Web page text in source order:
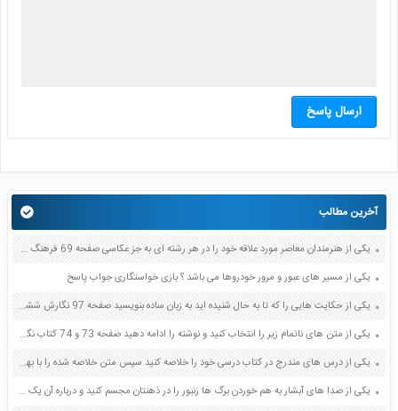
ارسال پاسخ
آخرین مطالب
یکی از هنرمندان معاصر مورد علاقه خود را در هر رشته ای به جز عکاسی صفحه 69 فرهنگ و هنر نهم
یکی از مسیر های عبور و مرور خودروها می باشد ؟ بازی خواستگاری جواب پاسخ
یکی از حکایت هایی را که تا به حال شنیده اید به زبان ساده بنویسید صفحه 97 نگارش ششم دبستان
یکی از متن های ناتمام زیر را انتخاب کنید و نوشته را ادامه دهید صفحه 73 و 74 کتاب نگارش فارسی پنجم دبستان
یکی از درس های مندرج در کتاب درسی خود را خلاصه کنید سپس متن خلاصه شده را با بهره گیری از روش های دسته بندی نمودار جدول نقشه مفهومی نشان دهید صفحه 118 نگارش یازدهم
یکی از صدا های آبشار به هم خوردن برگ ها زنبور را در ذهنتان مجسم کنید و درباره آن یک بند بنویسید صفحه 11 نگارش پنجم